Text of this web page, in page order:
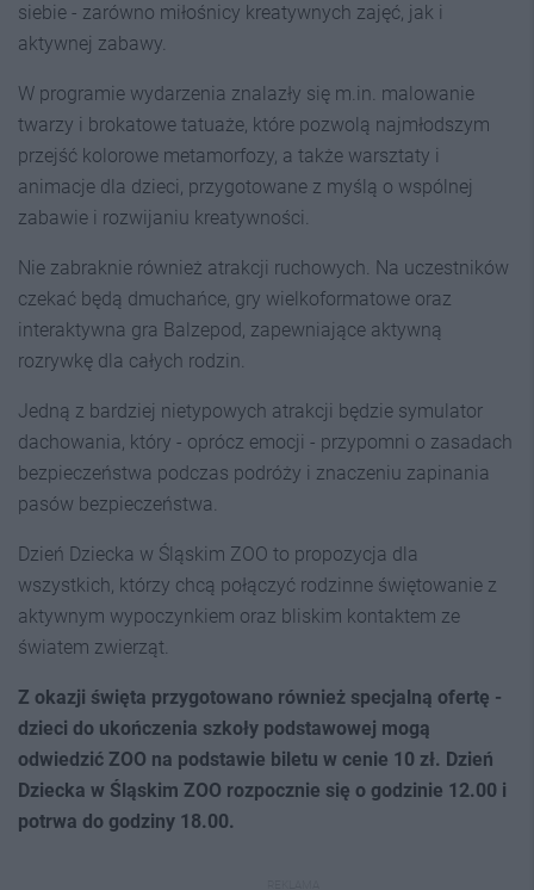
siebie - zarówno miłośnicy kreatywnych zajęć, jak i
aktywnej zabawy.
W programie wydarzenia znalazły się m.in. malowanie
twarzy i brokatowe tatuaże, które pozwolą najmłodszym
przejść kolorowe metamorfozy, a także warsztaty i
animacje dla dzieci, przygotowane z myślą o wspólnej
zabawie i rozwijaniu kreatywności.
Nie zabraknie również atrakcji ruchowych. Na uczestników
czekać będą dmuchańce, gry wielkoformatowe oraz
interaktywna gra Balzepod, zapewniające aktywną
rozrywkę dla całych rodzin.
Jedną z bardziej nietypowych atrakcji będzie symulator
dachowania, który - oprócz emocji - przypomni o zasadach
bezpieczeństwa podczas podróży i znaczeniu zapinania
pasów bezpieczeństwa.
Dzień Dziecka w Śląskim ZOO to propozycja dla
wszystkich, którzy chcą połączyć rodzinne świętowanie z
aktywnym wypoczynkiem oraz bliskim kontaktem ze
światem zwierząt.
Z okazji święta przygotowano również specjalną ofertę -
dzieci do ukończenia szkoły podstawowej mogą
odwiedzić ZOO na podstawie biletu w cenie 10 zł. Dzień
Dziecka w Śląskim ZOO rozpocznie się o godzinie 12.00 i
potrwa do godziny 18.00.